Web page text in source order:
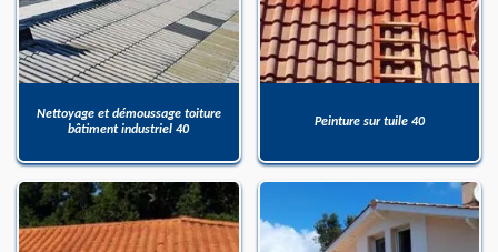
Nettoyage et démoussage toiture
bâtiment industriel 40
Peinture sur tuile 40